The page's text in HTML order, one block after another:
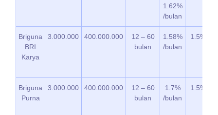
1.62%
/bulan
Briguna
BRI
Karya
3.000.000 400.000.000
12 – 60
bulan
1.58%
/bulan
1.5%
Briguna
Purna
3.000.000 400.000.000
12 – 60
bulan
1.7%
/bulan
1.5%